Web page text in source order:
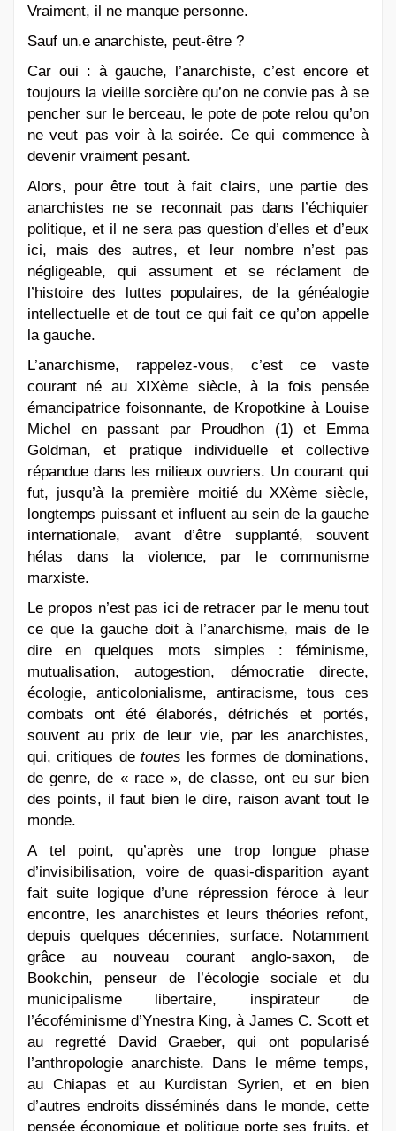
Vraiment, il ne manque personne.
Sauf un.e anarchiste, peut-être ?
Car oui : à gauche, l’anarchiste, c’est encore et
toujours la vieille sorcière qu’on ne convie pas à se
pencher sur le berceau, le pote de pote relou qu’on
ne veut pas voir à la soirée. Ce qui commence à
devenir vraiment pesant.
Alors, pour être tout à fait clairs, une partie des
anarchistes ne se reconnait pas dans l’échiquier
politique, et il ne sera pas question d’elles et d’eux
ici, mais des autres, et leur nombre n’est pas
négligeable, qui assument et se réclament de
l’histoire des luttes populaires, de la généalogie
intellectuelle et de tout ce qui fait ce qu’on appelle
la gauche.
L’anarchisme, rappelez-vous, c’est ce vaste
courant né au XIXème siècle, à la fois pensée
émancipatrice foisonnante, de Kropotkine à Louise
Michel en passant par Proudhon (1) et Emma
Goldman, et pratique individuelle et collective
répandue dans les milieux ouvriers. Un courant qui
fut, jusqu’à la première moitié du XXème siècle,
longtemps puissant et influent au sein de la gauche
internationale, avant d’être supplanté, souvent
hélas dans la violence, par le communisme
marxiste.
Le propos n’est pas ici de retracer par le menu tout
ce que la gauche doit à l’anarchisme, mais de le
dire en quelques mots simples : féminisme,
mutualisation, autogestion, démocratie directe,
écologie, anticolonialisme, antiracisme, tous ces
combats ont été élaborés, défrichés et portés,
souvent au prix de leur vie, par les anarchistes,
qui, critiques de toutes les formes de dominations,
de genre, de « race », de classe, ont eu sur bien
des points, il faut bien le dire, raison avant tout le
monde.
A tel point, qu’après une trop longue phase
d’invisibilisation, voire de quasi-disparition ayant
fait suite logique d’une répression féroce à leur
encontre, les anarchistes et leurs théories refont,
depuis quelques décennies, surface. Notamment
grâce au nouveau courant anglo-saxon, de
Bookchin, penseur de l’écologie sociale et du
municipalisme libertaire, inspirateur de
l’écoféminisme d’Ynestra King, à James C. Scott et
au regretté David Graeber, qui ont popularisé
l’anthropologie anarchiste. Dans le même temps,
au Chiapas et au Kurdistan Syrien, et en bien
d’autres endroits disséminés dans le monde, cette
pensée économique et politique porte ses fruits, et